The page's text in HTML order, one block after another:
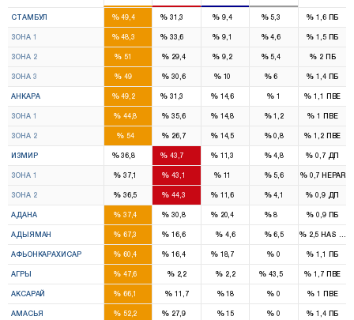
СТАМБУЛ %49,4
46
%31,3
29
% 9,4
7
%5,3
3
% 1,6 ПБ
ЗОНА 1 %48,3 %33,6 % 9,1 %4,6 % 1,5 ПБ
ЗОНА 2 % 51 % 29,4 % 9,2 %5,4 %2 ПБ
ЗОНА 3 % 49 % 30,6 %10 %6 % 1,4 ПБ
АНКАРА %49,2 %31,3 %14,6 % 1 % 1,1 ПВЕ
ЗОНА 1 %44,8 % 35,6 %14,8 %1,2 % 1 ПВЕ
ЗОНА 2 %54 % 26,7 %14,5 %0,8 % 1,2 ПВЕ
ИЗМИР %36,8 %43,7 %11,3 %4,8 % 0,7 ДП
ЗОНА 1 %37,1 % 43,1 %11 %5,6 %0,7HEPAR
ЗОНА 2 %36,5 % 44,3 %11,6 %4,1 % 0,9 ДП
АДАНА %37,4 % 30,8 %20,4 %8 % 0,9 ПБ
АДЫЯМАН %67,3 % 16,6 % 4,6 %6,5 %2,5HAS
АФЬОНКАРАХИСАР %60,4 % 16,4 %18,7 % 0 % 1,1 ПБ
АГРЫ %47,6 %2,2 % 2,2 % 43,5 % 1,7 ПВЕ
АКСАРАЙ %66,1 % 11,7 %18 % 0 % 1 ПВЕ
АМАСЬЯ %52,2 % 27,9 %15 % 0 % 1,4 ПБ